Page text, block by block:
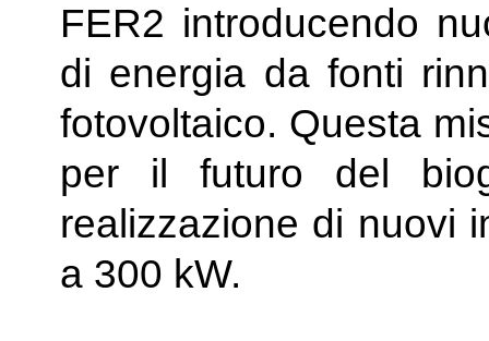
FER2 introducendo
di energia da fonti
fotovoltaico. Questa
per il futuro del
realizzazione di nuovi
a 300 kW.